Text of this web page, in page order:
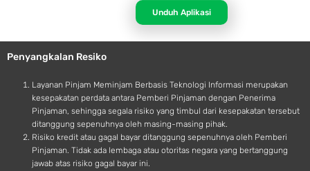
p
l
e
d
r
o
d
Unduh Aplikasi
Penyangkalan Resiko
Layanan Pinjam Meminjam Berbasis Teknologi Informasi merupakan
kesepakatan perdata antara Pemberi Pinjaman dengan Penerima
Pinjaman, sehingga segala risiko yang timbul dari kesepakatan tersebut
ditanggung sepenuhnya oleh masing-masing pihak.
Risiko kredit atau gagal bayar ditanggung sepenuhnya oleh Pemberi
Pinjaman. Tidak ada lembaga atau otoritas negara yang bertanggung
jawab atas risiko gagal bayar ini.